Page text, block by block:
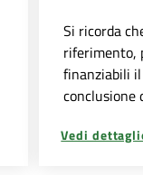
Si ricorda
riferimento,
finanziabili
conclusione
Vedi